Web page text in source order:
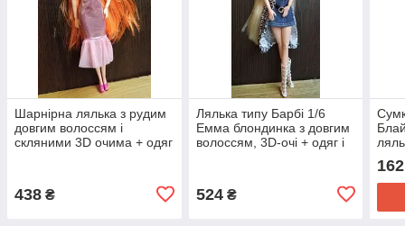
Шарнірна лялька з рудим
довгим волоссям і
скляними 3D очима + одяг
438 ₴
Лялька типу Барбі 1/6
Емма блондинка з довгим
волоссям, 3D-очі + одяг і
524₴
162